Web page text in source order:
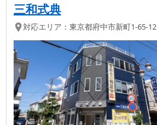
三和式典
対応エリア： 東京都府中市新町1-65-12